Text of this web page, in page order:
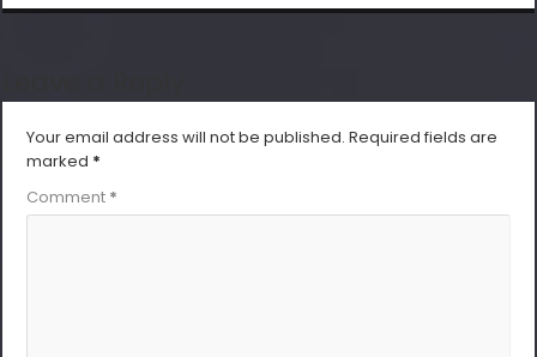
Your email address will not be published. Required fields are
marked *
Comment *